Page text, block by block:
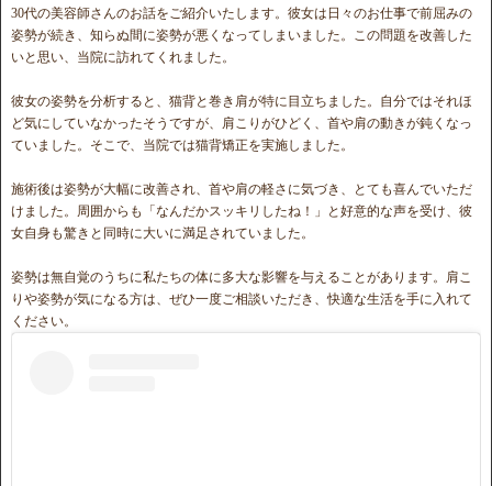
30代の美容師さんのお話をご紹介いたします。彼女は日々のお仕事で前屈みの
姿勢が続き、知らぬ間に姿勢が悪くなってしまいました。この問題を改善した
いと思い、当院に訪れてくれました。
彼女の姿勢を分析すると、猫背と巻き肩が特に目立ちました。自分ではそれほ
ど気にしていなかったそうですが、肩こりがひどく、首や肩の動きが鈍くなっ
ていました。そこで、当院では猫背矯正を実施しました。
施術後は姿勢が大幅に改善され、首や肩の軽さに気づき、とても喜んでいただ
けました。周囲からも「なんだかスッキリしたね！」と好意的な声を受け、彼
女自身も驚きと同時に大いに満足されていました。
姿勢は無自覚のうちに私たちの体に多大な影響を与えることがあります。肩こ
りや姿勢が気になる方は、ぜひ一度ご相談いただき、快適な生活を手に入れて
ください。